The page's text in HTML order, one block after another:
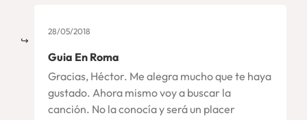
28/05/2018
Guia En Roma
Gracias, Héctor. Me alegra mucho que te haya
gustado. Ahora mismo voy a buscar la
canción. No la conocía y será un placer